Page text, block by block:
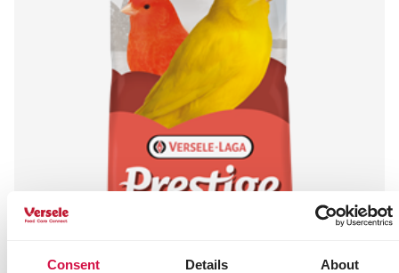
Consent Details About